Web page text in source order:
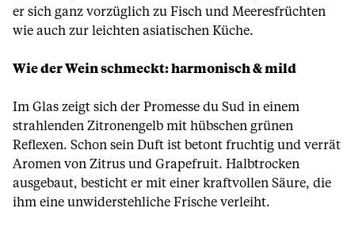
er sich ganz vorzüglich zu Fisch und Meeresfrüchten
wie auch zur leichten asiatischen Küche.
Wie der Wein schmeckt: harmonisch & mild
Im Glas zeigt sich der Promesse du Sud in einem
strahlenden Zitronengelb mit hübschen grünen
Reflexen. Schon sein Duft ist betont fruchtig und verrät
Aromen von Zitrus und Grapefruit. Halbtrocken
ausgebaut, besticht er mit einer kraftvollen Säure, die
ihm eine unwiderstehliche Frische verleiht.